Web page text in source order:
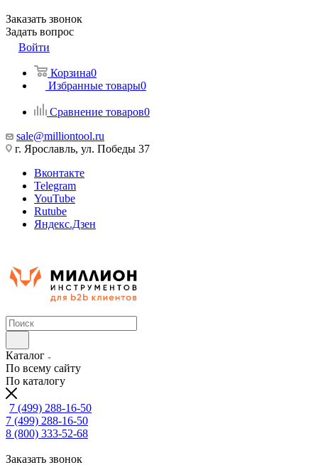
Заказать звонок
Задать вопрос
Войти
Корзина0
Избранные товары0
Сравнение товаров0
sale@milliontool.ru
г. Ярославль, ул. Победы 37
Вконтакте
Telegram
YouTube
Rutube
Яндекс.Дзен
Каталог
По всему сайту
По каталогу
7 (499) 288-16-50
7 (499) 288-16-50
8 (800) 333-52-68
Заказать звонок